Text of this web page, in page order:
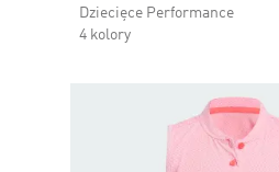
Dziecięce Performance
4 kolory